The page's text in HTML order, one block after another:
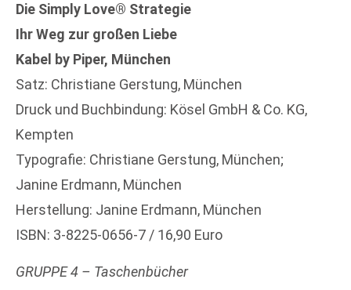
Die Simply Love® Strategie
Ihr Weg zur großen Liebe
Kabel by Piper, München
Satz: Christiane Gerstung, München
Druck und Buchbindung: Kösel GmbH & Co. KG,
Kempten
Typografie: Christiane Gerstung, München;
Janine Erdmann, München
Herstellung: Janine Erdmann, München
ISBN: 3-8225-0656-7 / 16,90 Euro
GRUPPE 4 – Taschenbücher